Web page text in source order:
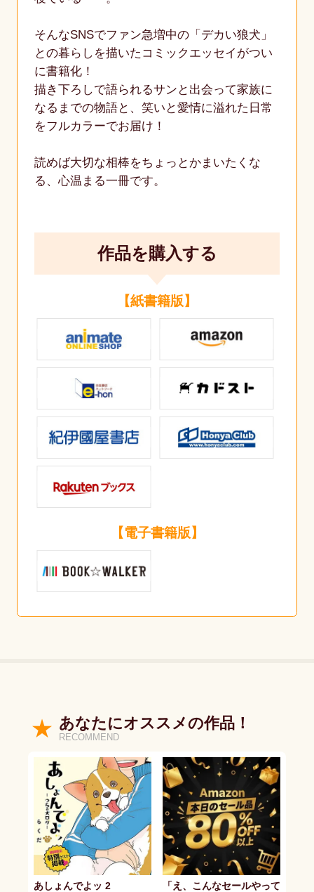
そんなSNSでファン急増中の「デカい狼犬」
との暮らしを描いたコミックエッセイがつい
に書籍化！
描き下ろしで語られるサンと出会って家族に
なるまでの物語と、笑いと愛情に溢れた日常
をフルカラーでお届け！
読めば大切な相棒をちょっとかまいたくな
る、心温まる一冊です。
作品を購入する
【紙書籍版】
【電子書籍版】
あなたにオススメの作品！
RECOMMEND
あしょんでよッ 2
「え、こんなセールやって